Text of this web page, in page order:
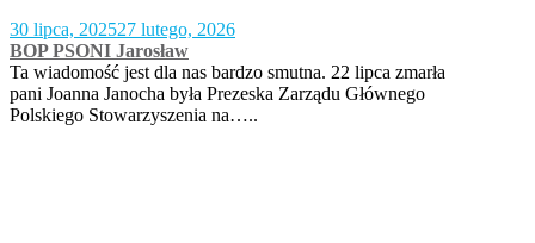
30 lipca, 202527 lutego, 2026
BOP PSONI Jarosław
Ta wiadomość jest dla nas bardzo smutna. 22 lipca zmarła
pani Joanna Janocha była Prezeska Zarządu Głównego
Polskiego Stowarzyszenia na…..